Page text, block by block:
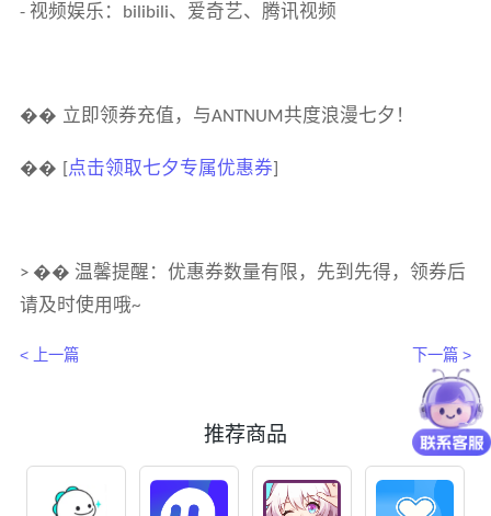
- 视频娱乐： bilibili、爱奇艺、腾讯视频
�� 立即领券充值，与ANTNUM共度浪漫七夕！
�� 点击领取七夕专属优惠券
> �� 温馨提醒：优惠券数量有限，先到先得，领券后
请及时使用哦~
< 上一篇 下一篇 >
推荐商品